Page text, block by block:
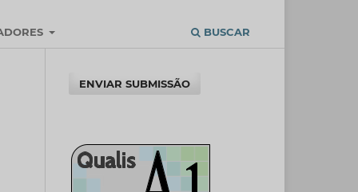
BUSCAR
ENVIAR SUBMISSÃO